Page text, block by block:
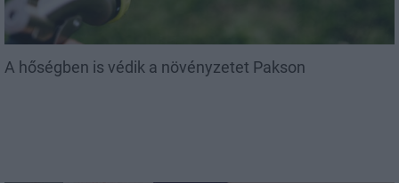
A hőségben is védik a növényzetet Pakson